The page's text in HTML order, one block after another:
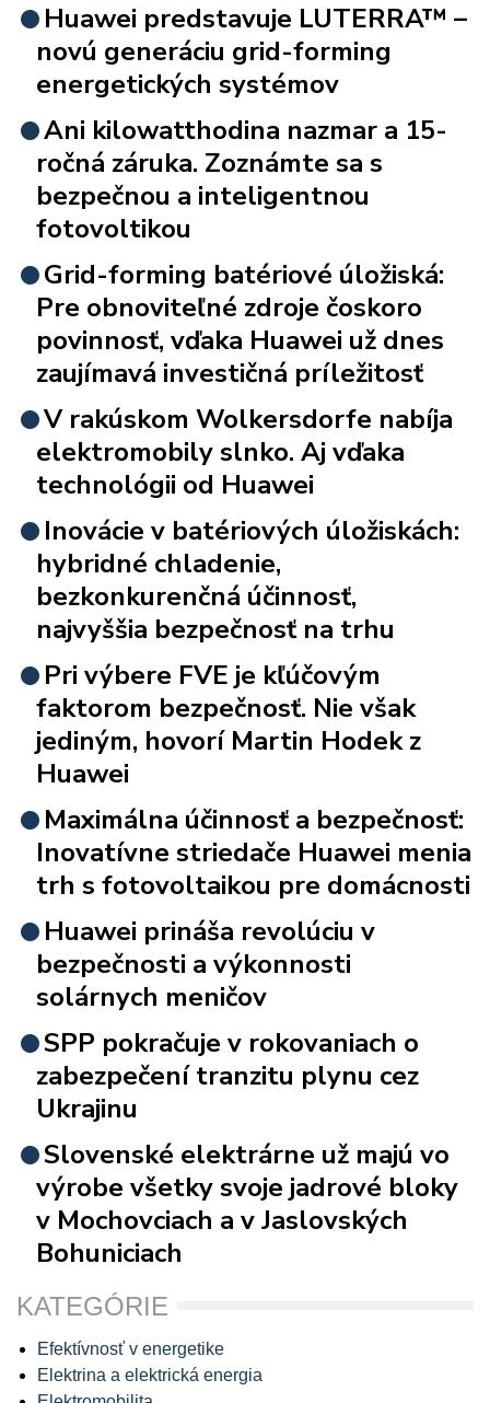
Huawei predstavuje LUTERRA™ –
novú generáciu grid-forming
energetických systémov
Ani kilowatthodina nazmar a 15-
ročná záruka. Zoznámte sa s
bezpečnou a inteligentnou
fotovoltikou
Grid-forming batériové úložiská:
Pre obnoviteľné zdroje čoskoro
povinnosť, vďaka Huawei už dnes
zaujímavá investičná príležitosť
V rakúskom Wolkersdorfe nabíja
elektromobily slnko. Aj vďaka
technológii od Huawei
Inovácie v batériových úložiskách:
hybridné chladenie,
bezkonkurenčná účinnosť,
najvyššia bezpečnosť na trhu
Pri výbere FVE je kľúčovým
faktorom bezpečnosť. Nie však
jediným, hovorí Martin Hodek z
Huawei
Maximálna účinnosť a bezpečnosť:
Inovatívne striedače Huawei menia
trh s fotovoltaikou pre domácnosti
Huawei prináša revolúciu v
bezpečnosti a výkonnosti
solárnych meničov
SPP pokračuje v rokovaniach o
zabezpečení tranzitu plynu cez
Ukrajinu
Slovenské elektrárne už majú vo
výrobe všetky svoje jadrové bloky
v Mochovciach a v Jaslovských
Bohuniciach
KATEGÓRIE
Efektívnosť v energetike
Elektrina a elektrická energia